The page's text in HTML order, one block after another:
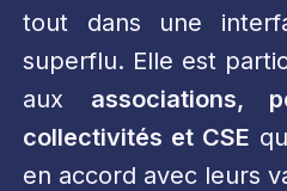
tout dans une
superflu. Elle est
aux associations,
collectivités et CSE
en accord avec leurs